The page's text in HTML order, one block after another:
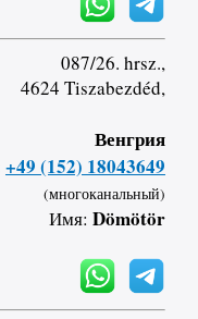
087/26. hrsz.,
4624 Tiszabezdéd,
Венгрия
+49 (152) 18043649
(многоканальный)
Имя: Dömötör